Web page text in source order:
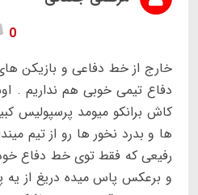
0
خارج از خط دفاعی و بازیکن
دفاع تیمی خوبی هم نداریم .
کاش برانکو میومد پرسپولیس
ها و بدرد نخور ها رو از تیم
رفیعی که فقط توی خط دفاع
و برعکس پاس میده دریغ از یه